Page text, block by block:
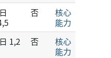
否
核心
能力
1,2 否
核心
能力